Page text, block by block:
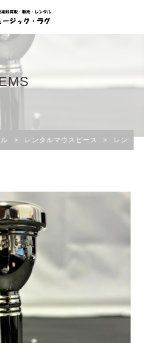
> レンタルマウスピース > レンタ